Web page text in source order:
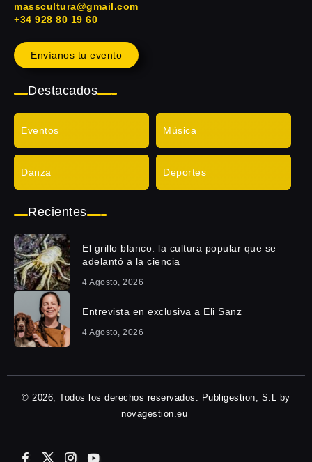
masscultura@gmail.com
+34 928 80 19 60
Envíanos tu evento
Destacados
Eventos Música
Danza Deportes
Recientes
El grillo blanco: la cultura popular que se
adelantó a la ciencia
4 Agosto, 2026
Entrevista en exclusiva a Eli Sanz
4 Agosto, 2026
© 2026, Todos los derechos reservados. Publigestion, S.L by
novagestion.eu